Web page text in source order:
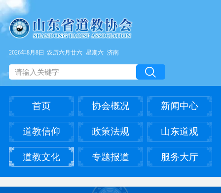
2026年8月8日 农历六月廿六 星期六 济南
首页 协会概况 新闻中心
道教信仰 政策法规 山东道观
道教文化 专题报道 服务大厅